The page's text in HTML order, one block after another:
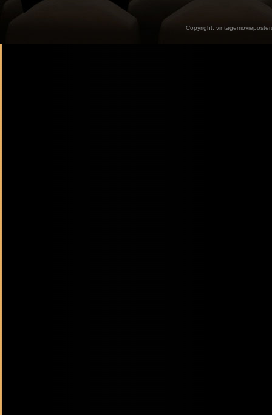
Copyright: